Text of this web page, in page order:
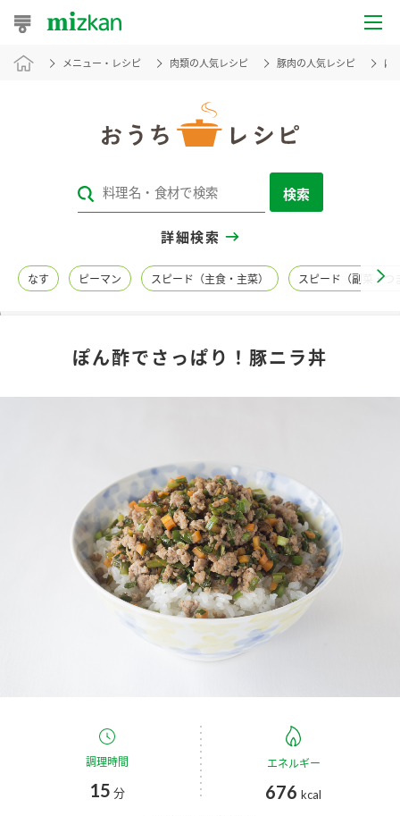
おうちレシピ
レシピカテゴリ一覧
レシピ名特集
商品情報
調味酢
お酢ドリンク ぽん酢
みりん風・料理酒 鍋用調味料
スープ 中華
キャンペーン情報
ブランド・スペシャルサイト
ブランド・スペシャルサイト トップ
Fibee（ファイビー）
お酢ドリンク
企業理念
ミツカンを知る
環境への取り組み
メニュー・レシピ 肉類の人気レシピ 豚肉の人気レシピ ぽ
検索
詳細検索
なす ピーマン スピード（主食・主菜） スピード（副菜・つ
ぽん酢でさっぱり！豚ニラ丼
調理時間
15 分
エネルギー
676 kcal